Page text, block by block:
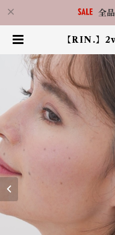
全
【RIN.】
品】片耳用
LilBy 福岡